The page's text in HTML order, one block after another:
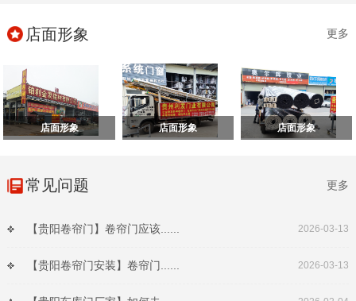
店面形象 更多
店面形象 店面形象 店面形象
常见问题 更多
【贵阳卷帘门】卷帘门应该...... 2026-03-13
【贵阳卷帘门安装】卷帘门...... 2026-03-13